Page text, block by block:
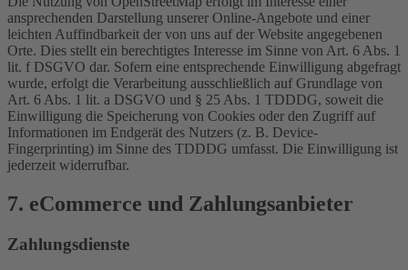
ansprechenden Darstellung unserer Online-Angebote und einer
leichten Auffindbarkeit der von uns auf der Website angegebenen
Orte. Dies stellt ein berechtigtes Interesse im Sinne von Art. 6 Abs. 1
lit. f DSGVO dar. Sofern eine entsprechende Einwilligung abgefragt
wurde, erfolgt die Verarbeitung ausschließlich auf Grundlage von
Art. 6 Abs. 1 lit. a DSGVO und § 25 Abs. 1 TDDDG, soweit die
Einwilligung die Speicherung von Cookies oder den Zugriff auf
Informationen im Endgerät des Nutzers (z. B. Device-
Fingerprinting) im Sinne des TDDDG umfasst. Die Einwilligung ist
jederzeit widerrufbar.
7. eCommerce und Zahlungs­anbieter
Zahlungsdienste